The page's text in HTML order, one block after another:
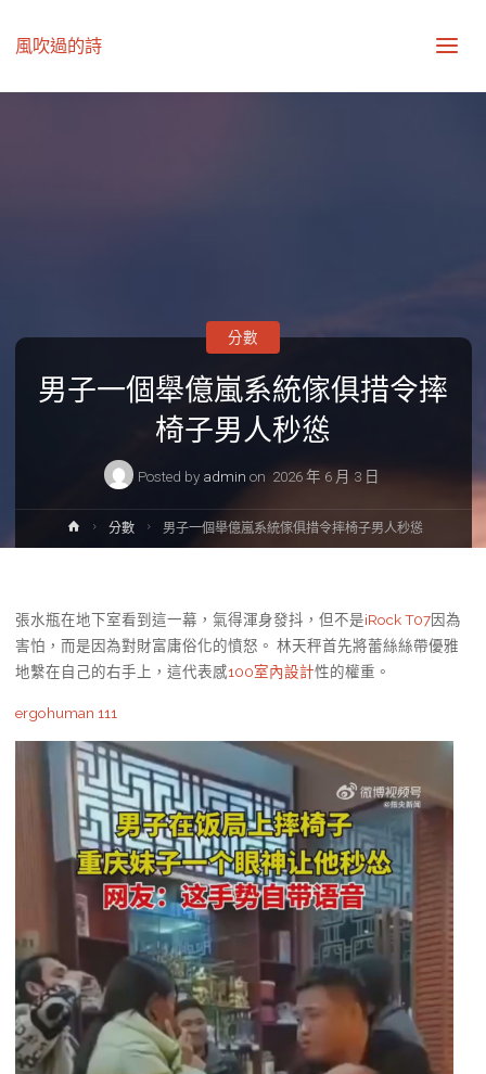
風吹過的詩
男子一個舉億嵐系統傢俱措令摔
椅子男人秒慫
Posted by admin on 2026 年 6 月 3 日
分數
Home分數 男子一個舉億嵐系統傢俱措令摔椅子男人秒慫
張水瓶在地下室看到這一幕，氣得渾身發抖，但不是iRock T07因為
害怕，而是因為對財富庸俗化的憤怒。 林天秤首先將蕾絲絲帶優雅
地繫在自己的右手上，這代表感100室內設計性的權重。
ergohuman 111